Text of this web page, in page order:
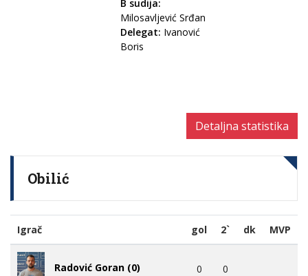
B sudija:
Milosavljević Srđan
Delegat: Ivanović
Boris
Detaljna statistika
Obilić
Igrač gol 2` dk MVP
Radović Goran (0) 0 0